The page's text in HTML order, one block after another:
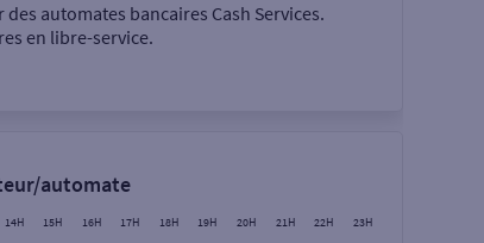
automates bancaires Cash Services.
en libre-service.
automate
14H 15H 16H 17H 18H 19H 20H 21H 22H 23H